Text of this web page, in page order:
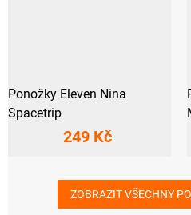
Ponožky Eleven Nina
Spacetrip
249 Kč
ZOBRAZIT VŠECHNY